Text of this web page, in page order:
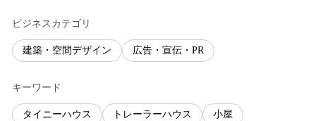
ビジネスカテゴリ
建築・空間デザイン 広告・宣伝・PR
キーワード
タイニーハウス トレーラーハウス 小屋